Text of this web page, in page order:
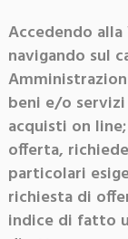
Accedendo
navigando sul
beni e/o
acquisti on
offerta,
particolari
richiesta di
indice di fatto